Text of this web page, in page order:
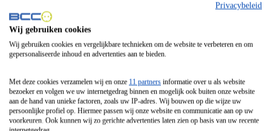
Fitelli
Airfryer
Frituurpan
Contactgrill
Broodbakmachine
Broodrooster
Privacybeleid
Wij gebruiken cookies
Wij gebruiken cookies en vergelijkbare technieken om de website te verbeteren en om
gepersonaliseerde inhoud en advertenties aan te bieden.
Met deze cookies verzamelen wij en onze 11 partners informatie over u als website
bezoeker en volgen we uw internetgedrag binnen en mogelijk ook buiten onze website
aan de hand van unieke factoren, zoals uw IP-adres. Wij bouwen op die wijze uw
persoonlijke profiel op. Hiermee passen wij onze website en communicatie aan op uw
voorkeuren. Ook kunnen wij zo gerichte advertenties laten zien op basis van uw recente